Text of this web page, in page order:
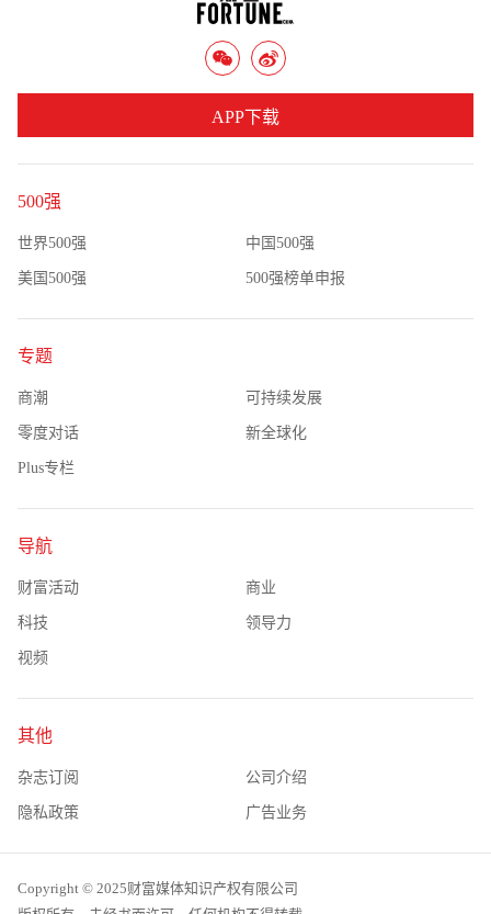
500强
世界500强 中国500强
美国500强 500强榜单申报
专题
商潮 可持续发展
零度对话 新全球化
Plus专栏
导航
财富活动 商业
科技 领导力
视频
其他
杂志订阅 公司介绍
隐私政策 广告业务
APP下载
Copyright © 2025财富媒体知识产权有限公司